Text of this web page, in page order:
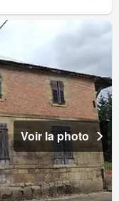
Voir la photo